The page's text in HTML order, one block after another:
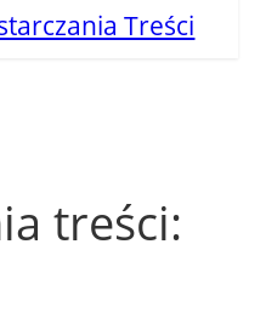
Treści
treści: